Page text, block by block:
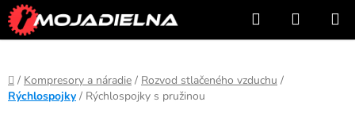
Prejsť
na
obsah
Hľadať
KOŠÍK
Domov
/ Kompresory a náradie / Rozvod stlačeného vzduchu /
Rýchlospojky / Rýchlospojky s pružinou